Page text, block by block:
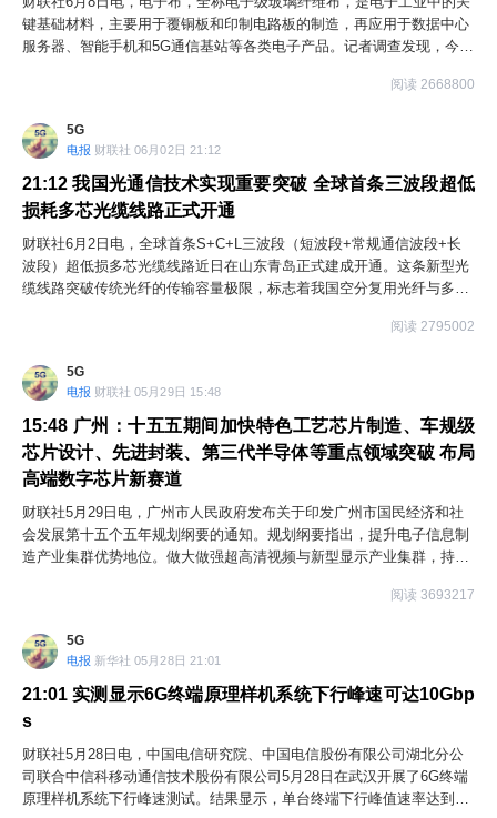
键基础材料，主要用于覆铜板和印制电路板的制造，再应用于数据中心
服务器、智能手机和5G通信基站等各类电子产品。记者调查发现，今年
常用规格的电子布已经完成年内5轮提价，均价达7.4元/米，与去年三季
求很高，客观上制约了产能的扩张节奏。专家表示，电子布供需紧张的
情况可能还会延续。业内人士预计，受电子纱扩产周期长、高端电子布
产能落地仍需时间影响，电子布市场何时恢复供需平衡，还有待观察。
阅读 2668800
5G
电报 财联社 06月02日 21:12
21:12 我国光通信技术实现重要突破 全球首条三波段超低
损耗多芯光缆线路正式开通
财联社6月2日电，全球首条S+C+L三波段（短波段+常规通信波段+长
波段）超低损多芯光缆线路近日在山东青岛正式建成开通。这条新型光
缆线路突破传统光纤的传输容量极限，标志着我国空分复用光纤与多波
供了全新技术方案。三波段指通信光信号的S波段（短波段）+C波段
的核心升级方向。
阅读 2795002
5G
电报 财联社 05月29日 15:48
15:48 广州：十五五期间加快特色工艺芯片制造、车规级
芯片设计、先进封装、第三代半导体等重点领域突破 布局
高端数字芯片新赛道
财联社5月29日电，广州市人民政府发布关于印发广州市国民经济和社
会发展第十五个五年规划纲要的通知。规划纲要指出，提升电子信息制
造产业集群优势地位。做大做强超高清视频与新型显示产业集群，持续
生产能力，推动华星光电t8等重大项目建设；增强国家印刷及柔性显示
性显示、3D显示、透明显示、激光显示、全息显示等新型显示技术的研
发和产业化；加快发展超高清视频，促进5G+4K/8K、虚拟现实（VR）/
增强现实（AR）等技术融合应用；大力发展智能眼镜、空中成像屏等智
游终端应用环节，做大产业规模。支持越秀发展影视内容制作和数字内
容生产，打造国内一流、全球知名的超高清视频制作应用示范基地。发
展壮大半导体与集成电路产业，加快特色工艺芯片制造、车规级芯片设
阅读 3693217
5G
电报 新华社 05月28日 21:01
21:01 实测显示6G终端原理样机系统下行峰速可达10Gbp
s
财联社5月28日电，中国电信研究院、中国电信股份有限公司湖北分公
司联合中信科移动通信技术股份有限公司5月28日在武汉开展了6G终端
原理样机系统下行峰速测试。结果显示，单台终端下行峰值速率达到